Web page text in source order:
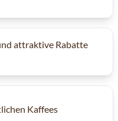
attraktive Rabatte
Kaffees